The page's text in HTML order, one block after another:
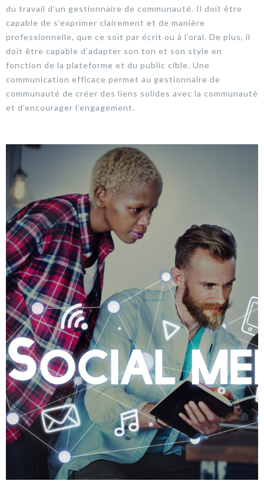
du travail d’un gestionnaire de communauté. Il doit être
capable de s’exprimer clairement et de manière
professionnelle, que ce soit par écrit ou à l’oral. De plus, il
doit être capable d’adapter son ton et son style en
fonction de la plateforme et du public cible. Une
communication efficace permet au gestionnaire de
communauté de créer des liens solides avec la communauté
et d’encourager l’engagement.